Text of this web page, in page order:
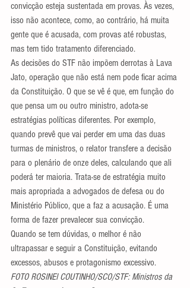
convicção esteja sustentada em provas. Às vezes,
isso não acontece, como, ao contrário, há muita
gente que é acusada, com provas até robustas,
mas tem tido tratamento diferenciado.
As decisões do STF não impõem derrotas à Lava
Jato, operação que não está nem pode ficar acima
da Constituição. O que se vê é que, em função do
que pensa um ou outro ministro, adota-se
estratégias políticas diferentes. Por exemplo,
quando prevê que vai perder em uma das duas
turmas de ministros, o relator transfere a decisão
para o plenário de onze deles, calculando que ali
poderá ter maioria. Trata-se de estratégia muito
mais apropriada a advogados de defesa ou do
Ministério Público, que a faz a acusação. É uma
forma de fazer prevalecer sua convicção.
Quando se tem dúvidas, o melhor é não
ultrapassar e seguir a Constituição, evitando
excessos, abusos e protagonismo excessivo.
FOTO ROSINEI COUTINHO/SCO/STF: Ministros da